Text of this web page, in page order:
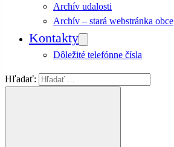
Archív udalosti
Archív – stará webstránka obce
Kontakty
Dôležité telefónne čísla
Hľadať: